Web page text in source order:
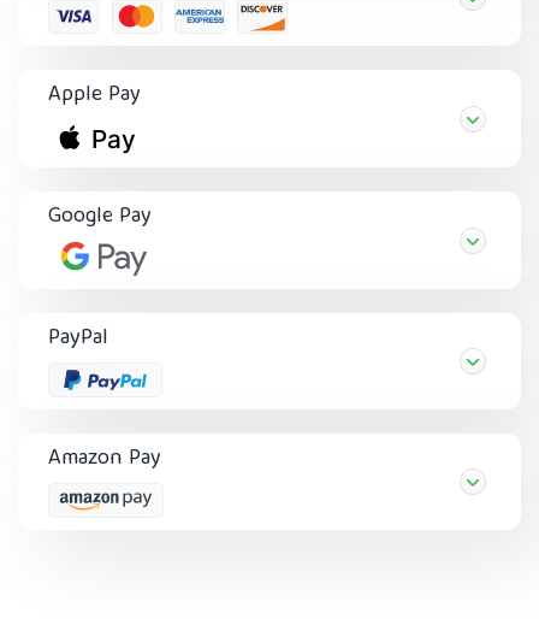
Apple Pay
Google Pay
PayPal
Amazon Pay